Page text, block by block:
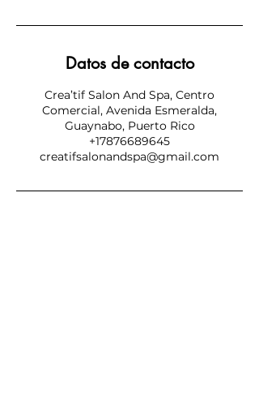
Datos de contacto
Crea’tif Salon And Spa, Centro
Comercial, Avenida Esmeralda,
Guaynabo, Puerto Rico
+17876689645
creatifsalonandspa@gmail.com